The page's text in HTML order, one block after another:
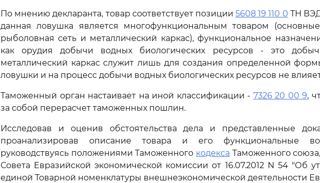
По мнению декларанта, товар соответствует позиции 5608 19 110 0 ТН
данная ловушка является многофункциональным товаром
рыболовная сеть и металлический каркас), функциональное
как орудия добычи водных биологических ресурсов - это
металлический каркас служит лишь для создания определенной
ловушки и на процесс добычи водных биологических ресурсов не
Таможенный орган настаивает на иной классификации - 7326 20 00 9,
за собой перерасчет таможенных пошлин.
Исследовав и оценив обстоятельства дела и представленные
проанализировав описание товара и его функциональные
руководствуясь положениями Таможенного кодекса Таможенного союза,
Совета Евразийской экономической комиссии от 16.07.2012 N 54 "Об
единой Товарной номенклатуры внешнеэкономической деятельности